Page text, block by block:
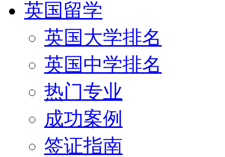
英国留学
英国大学排名
英国中学排名
热门专业
成功案例
签证指南